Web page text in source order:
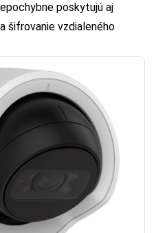
poskytujú aj
šifrovanie vzdialeného